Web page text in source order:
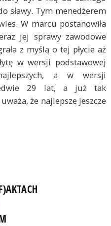
sławy. Tym menedżerem
W marcu postanowiła
jej sprawy zawodowe
z myślą o tej płycie aż
w wersji podstawowej
a w wersji
29 lat, a już tak
że najlepsze jeszcze